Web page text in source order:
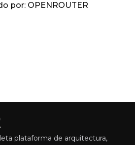
por: OPENROUTER
plataforma de arquitectura,